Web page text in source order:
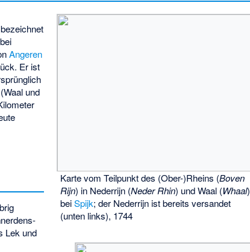
Karte vom Teilpunkt des (Ober-)Rheins (Boven
Rijn) in Nederrijn (Neder Rhin) und Waal (Whaal)
beiSpijk; der Nederrijn ist bereits versandet
(unten links), 1744
bezeichnet
bei
Angeren
Er ist
und
Lek und